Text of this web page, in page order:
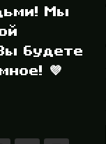
Мы
будете
💜